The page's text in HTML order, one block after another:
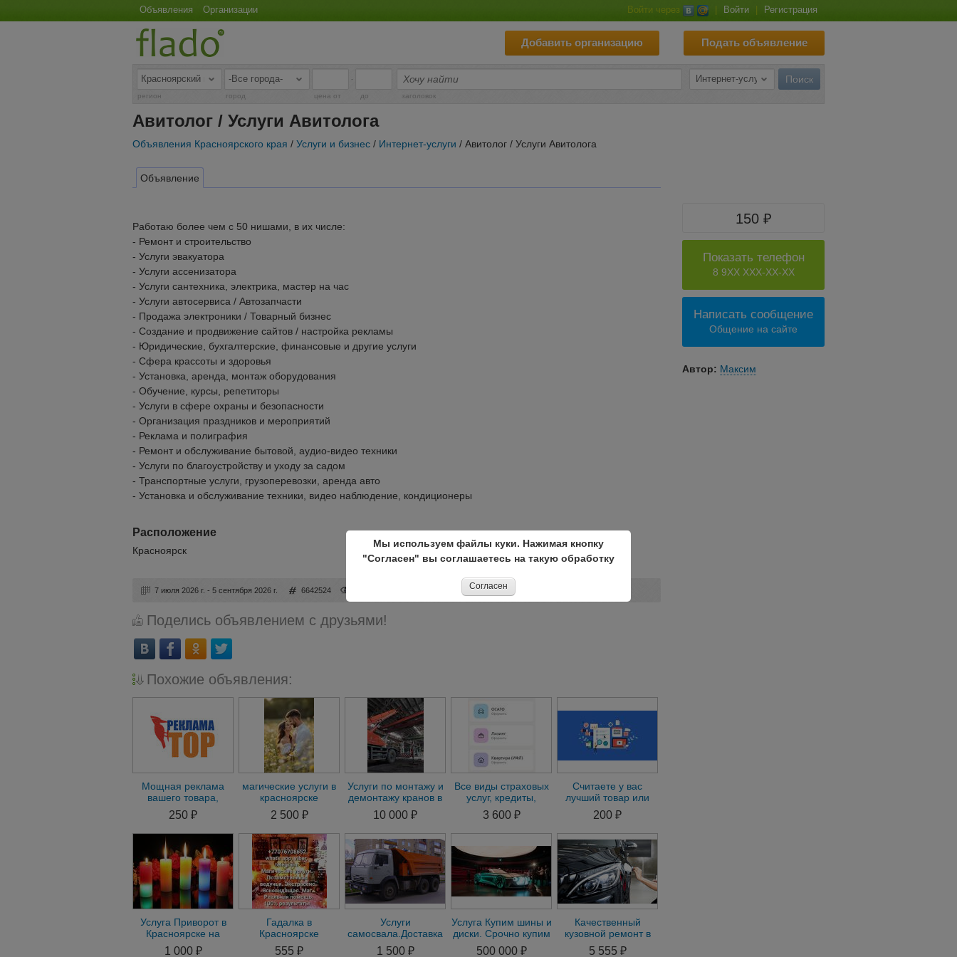
Объявления Организации Войти через Войти Регистрация
Подать объявление
Добавить организацию
-
регион город цена от до заголовок
Авитолог / Услуги Авитолога
Объявления Красноярского края / Услуги и бизнес / Интернет-услуги / Авитолог / Услуги Авитолога
Объявление
Работаю более чем с 50 нишами, в их числе:
- Ремонт и строительство
- Услуги эвакуатора
- Услуги ассенизатора
- Услуги сантехника, электрика, мастер на час
- Услуги автосервиса / Автозапчасти
- Продажа электроники / Товарный бизнес
- Cоздание и продвижение сайтов / настройка рекламы
- Юридические, бухгалтерские, финансовые и другие услуги
- Сфера крассоты и здоровья
- Установка, аренда, монтаж оборудования
- Обучение, курсы, репетиторы
- Услуги в сфере охраны и безопасности
- Организация праздников и мероприятий
- Реклама и полиграфия
- Ремонт и обслуживание бытовой, аудио-видео техники
- Услуги по благоустройству и уходу за садом
- Транспортные услуги, грузоперевозки, аренда авто
- Установка и обслуживание техники, видео наблюдение, кондиционеры
Расположение
Красноярск
7 июля 2026 г. - 5 сентября 2026 г. 6642524 Услуги
Поделись объявлением с друзьями!
Похожие объявления:
Мощная реклама
вашего товара,
услуги в сети
интернет
250 ₽
магические услуги в
красноярске
приворот на погосте
2 500 ₽
Услуги по монтажу и
демонтажу кранов в
Красноярске.
Пусконаладка ГПМ
10 000 ₽
Все виды страховых
услуг, кредиты,
лизинг. Быстро и
удобно
3 600 ₽
Считаете у вас
лучший товар или
услуга? Но никто не
покупает? Мы помож
200 ₽
Услуга Приворот в
Красноярске на
Мужчину. Приворот
1 000 ₽
Гадалка в
Красноярске
Ясновидящая
555 ₽
Услуги
самосвала.Доставка
сыпучих материалов
1 500 ₽
Услуга Купим шины и
диски. Срочно купим
Ваш автомобиль,
500 000 ₽
Качественный
кузовной ремонт в
Красноярске.
5 555 ₽
150 ₽
Показать телефон
8 9XX XXX-XX-XX
Написать сообщение
Общение на сайте
Автор: Максим
Мы используем файлы куки. Нажимая кнопку
"Согласен" вы соглашаетесь на такую обработку
Согласен